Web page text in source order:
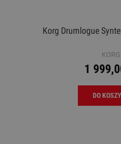
Korg Drumlogue
KORG
1
DO